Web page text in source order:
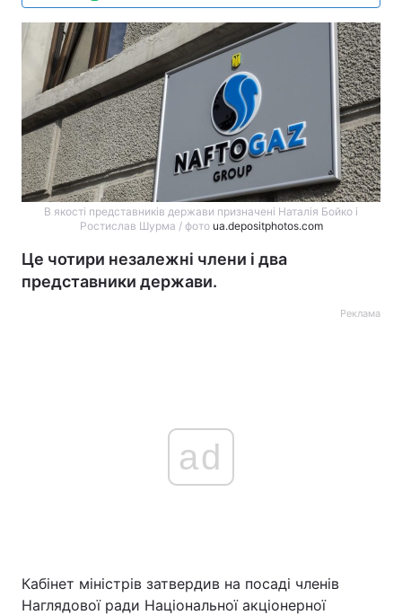
В якості представників держави призначені Наталія Бойко і
Ростислав Шурма / фото ua.depositphotos.com
Це чотири незалежні члени і два
представники держави.
Реклама
ad
Кабінет міністрів затвердив на посаді членів
Наглядової ради Національної акціонерної